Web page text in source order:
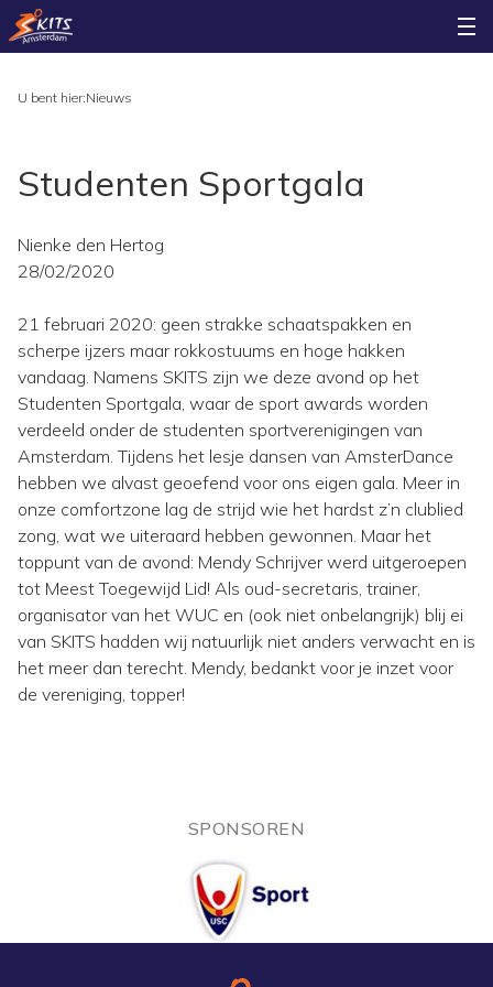
U bent hier:Nieuws
Studenten Sportgala
Nienke den Hertog
28/02/2020
21 februari 2020: geen strakke schaatspakken en
scherpe ijzers maar rokkostuums en hoge hakken
vandaag. Namens SKITS zijn we deze avond op het
Studenten Sportgala, waar de sport awards worden
verdeeld onder de studenten sportverenigingen van
Amsterdam. Tijdens het lesje dansen van AmsterDance
hebben we alvast geoefend voor ons eigen gala. Meer in
onze comfortzone lag de strijd wie het hardst z’n clublied
zong, wat we uiteraard hebben gewonnen. Maar het
toppunt van de avond: Mendy Schrijver werd uitgeroepen
tot Meest Toegewijd Lid! Als oud-secretaris, trainer,
organisator van het WUC en (ook niet onbelangrijk) blij ei
van SKITS hadden wij natuurlijk niet anders verwacht en is
het meer dan terecht. Mendy, bedankt voor je inzet voor
de vereniging, topper!
SPONSOREN